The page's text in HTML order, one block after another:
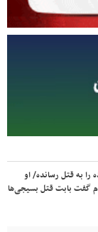
به قتل رسانده/ او
گفت بابت قتل بسیجی‌ها